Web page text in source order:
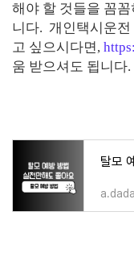
해야 할 것들을 꼼
니다. 개인택시운전
고 싶으시다면,
움 받으셔도 됩니다
탈모